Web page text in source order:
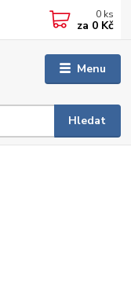
Menu
Hledat
0 ks
za 0 Kč